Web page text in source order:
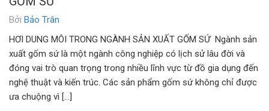
Bởi Bảo Trân
HƠI DUNG MÔI TRONG NGÀNH SẢN XUẤT GỐM SỨ Ngành sản
xuất gốm sứ là một ngành công nghiệp có lịch sử lâu đời và
đóng vai trò quan trọng trong nhiều lĩnh vực từ đồ gia dụng đến
nghệ thuật và kiến trúc. Các sản phẩm gốm sứ không chỉ được
ưa chuộng vì […]